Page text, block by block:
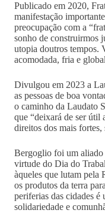
Publicado em 2020,
manifestação
preocupação com a
sonho de construirmos
utopia doutros tempos.
acomodada, fria e
Divulgou em 2023 a
as pessoas de boa
o caminho da Laudato
que “deixará de ser útil
direitos dos mais
Bergoglio foi um aliado
virtude do Dia do
àqueles que lutam pela
os produtos da terra
periferias das cidades
solidariedade e